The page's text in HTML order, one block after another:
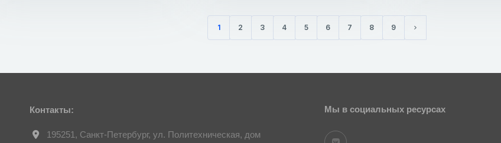
1
(текущая)
2 3 4 5 6 7 8 9
Контакты:
195251, Санкт-Петербург, ул. Политехническая, дом
Мы в социальных ресурсах